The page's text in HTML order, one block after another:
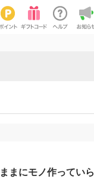
まにモノ作ってい